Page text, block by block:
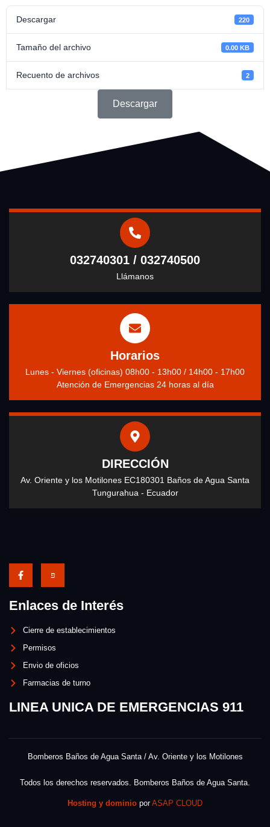
Descargar 220
Tamaño del archivo 0.00 KB
Recuento de archivos 2
Descargar
032740301 / 032740500
Llámanos
Horarios
Lunes - Viernes (oficinas) 08h00 - 13h00 / 14h00 - 17h00
Atención de Emergencias 24 horas al día
DIRECCIÓN
Av. Oriente y los Motilones EC180301 Baños de Agua Santa
Tungurahua - Ecuador
Enlaces de Interés
Cierre de establecimientos
Permisos
Envio de oficios
Farmacias de turno
LINEA UNICA DE EMERGENCIAS 911
Bomberos Baños de Agua Santa / Av. Oriente y los Motilones
Todos los derechos reservados. Bomberos Baños de Agua Santa.
Hosting y dominio porASAP CLOUD